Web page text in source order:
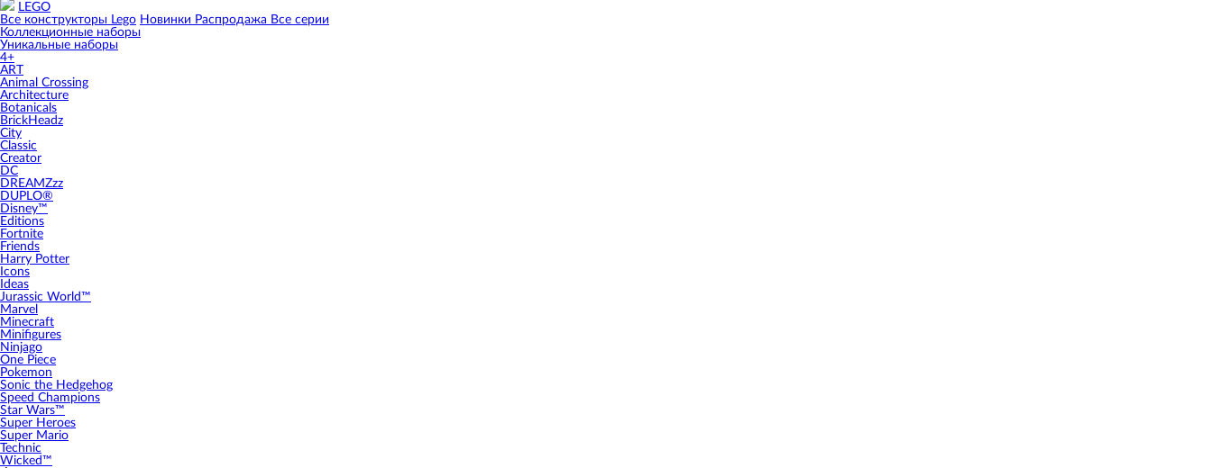
LEGO
Все конструкторы Lego Новинки Распродажа Все серии
Коллекционные наборы
Уникальные наборы
4+
ART
Animal Crossing
Architecture
Botanicals
BrickHeadz
City
Classic
Creator
DC
DREAMZzz
DUPLO®
Disney™
Editions
Fortnite
Friends
Harry Potter
Icons
Ideas
Jurassic World™
Marvel
Minecraft
Minifigures
Ninjago
One Piece
Pokemon
Sonic the Hedgehog
Speed Champions
Star Wars™
Super Heroes
Super Mario
Technic
Wicked™